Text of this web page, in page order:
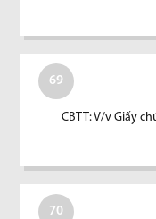
69
CBTT: V/v Giấy
70